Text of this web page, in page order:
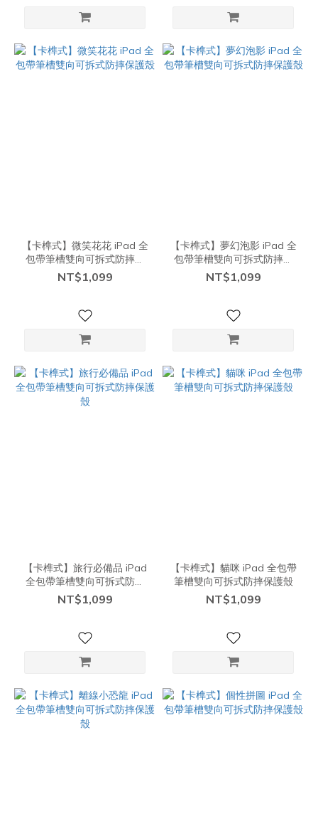
【卡榫式】微笑花花 iPad 全
包帶筆槽雙向可拆式防摔保
護殼
NT$1,099
【卡榫式】夢幻泡影 iPad 全
包帶筆槽雙向可拆式防摔保
護殼
NT$1,099
【卡榫式】旅行必備品 iPad
全包帶筆槽雙向可拆式防摔
保護殼
NT$1,099
【卡榫式】貓咪 iPad 全包帶
筆槽雙向可拆式防摔保護殼
NT$1,099